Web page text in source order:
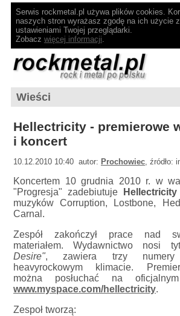
Serwis rockmetal.pl używa plików cookies.
naszych stron wyrażasz zgodę na ich użycie
ustawieniami Twojej przeglądarki.
Zobacz więcej informacji.
Wieści
Hellectricity - premierowe
i koncert
10.12.2010 10:40 autor: Prochowiec, źródło:
Koncertem 10 grudnia 2010 r. w
"Progresja" zadebiutuje
Hellectricity
muzyków Corruption, Lostbone,
Carnal.
Zespół zakończył prace nad
materiałem. Wydawnictwo nosi
Desire", zawiera trzy numery
heavyrockowym klimacie.
można posłuchać na
www.myspace.com/hellectricity.
Zespoł tworzą: